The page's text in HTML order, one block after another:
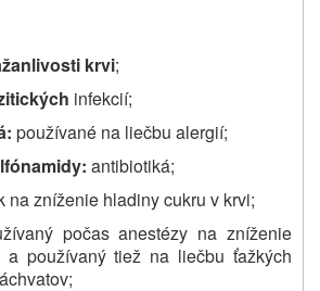
krvi;
infekcií;
používané na liečbu alergií;
antibiotiká;
na zníženie hladiny cukru v krvi;
počas anestézy na zníženie
používaný tiež na liečbu ťažkých